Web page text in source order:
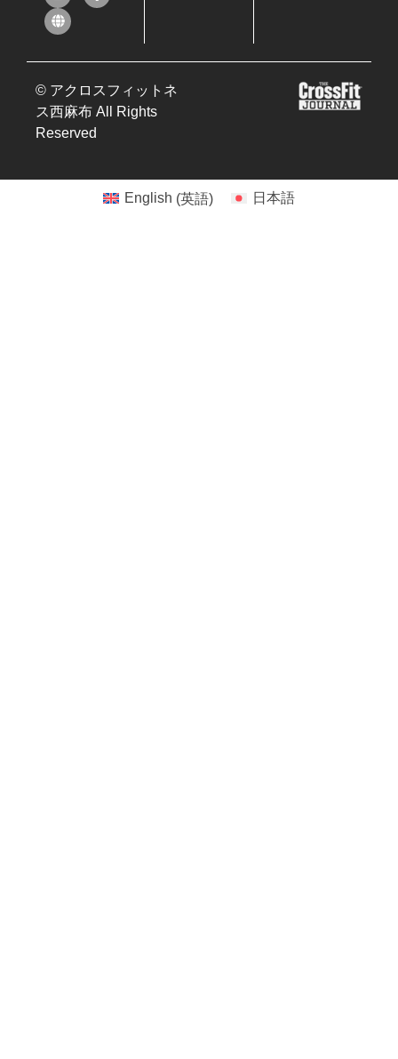
© アクロスフィットネ
ス西麻布 All Rights
Reserved
English (英語) 日本語